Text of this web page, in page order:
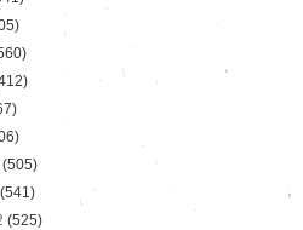
(505)
(541)
(525)